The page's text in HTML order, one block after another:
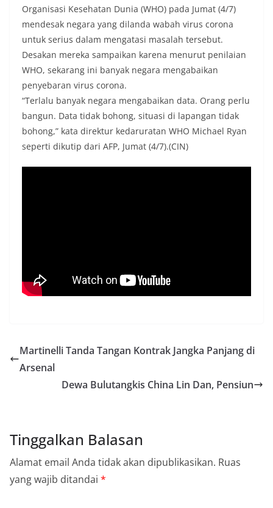
Organisasi Kesehatan Dunia (WHO) pada Jumat (4/7)
mendesak negara yang dilanda wabah virus corona
untuk serius dalam mengatasi masalah tersebut.
Desakan mereka sampaikan karena menurut penilaian
WHO, sekarang ini banyak negara mengabaikan
penyebaran virus corona.
“Terlalu banyak negara mengabaikan data. Orang perlu
bangun. Data tidak bohong, situasi di lapangan tidak
bohong,” kata direktur kedaruratan WHO Michael Ryan
seperti dikutip dari AFP, Jumat (4/7).(CIN)
Martinelli Tanda Tangan Kontrak Jangka Panjang di
Arsenal
Dewa Bulutangkis China Lin Dan, Pensiun
Tinggalkan Balasan
Alamat email Anda tidak akan dipublikasikan. Ruas
yang wajib ditandai *